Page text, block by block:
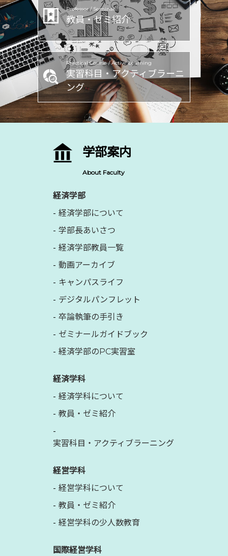
Professor / Seminar
教員・ゼミ紹介
Practical Course / Active Learning
実習科目・アクティブラーニ
ング
学部案内
About Faculty
経済学部
経済学部について
学部長あいさつ
経済学部教員一覧
動画アーカイブ
キャンパスライフ
デジタルパンフレット
卒論執筆の手引き
ゼミナールガイドブック
経済学部のPC実習室
経済学科
経済学科について
教員・ゼミ紹介
実習科目・アクティブラーニング
経営学科
経営学科について
教員・ゼミ紹介
経営学科の少人数教育
国際経営学科